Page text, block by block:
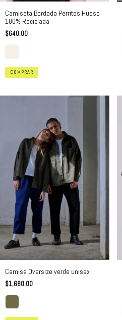
Camiseta Bordada Perritos Hueso
100% Reciclada
$640.00
COMPRAR
Camisa Oversize verde unisex
$1,680.00